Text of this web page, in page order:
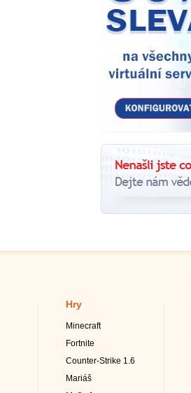
Hry
Minecraft
Fortnite
Counter-Strike 1.6
Mariáš